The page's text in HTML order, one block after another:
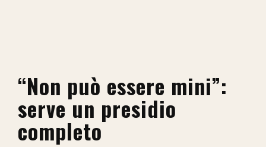
“Non può essere mini”:
serve un presidio
completo